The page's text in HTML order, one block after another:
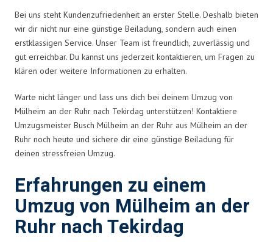
Bei uns steht Kundenzufriedenheit an erster Stelle. Deshalb bieten
wir dir nicht nur eine günstige Beiladung, sondern auch einen
erstklassigen Service. Unser Team ist freundlich, zuverlässig und
gut erreichbar. Du kannst uns jederzeit kontaktieren, um Fragen zu
klären oder weitere Informationen zu erhalten.
Warte nicht länger und lass uns dich bei deinem Umzug von
Mülheim an der Ruhr nach Tekirdag unterstützen! Kontaktiere
Umzugsmeister Busch Mülheim an der Ruhr aus Mülheim an der
Ruhr noch heute und sichere dir eine günstige Beiladung für
deinen stressfreien Umzug.
Erfahrungen zu einem
Umzug von Mülheim an der
Ruhr nach Tekirdag